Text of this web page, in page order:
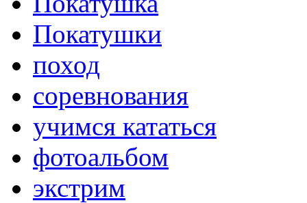
Покатушки
поход
соревнования
учимся кататься
фотоальбом
экстрим